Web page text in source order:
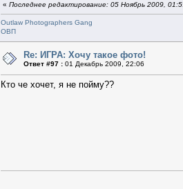
« Последнее редактирование: 05 Ноябрь 2009,
Outlaw Photographers Gang
ОВП
Re: ИГРА: Хочу такое фото!
Ответ #97 : 01 Декабрь 2009, 22:06
Кто че хочет, я не пойму??